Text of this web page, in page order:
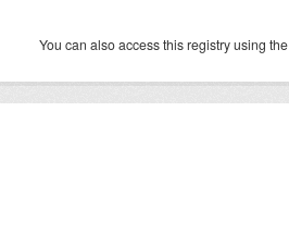
You can also access this registry using the